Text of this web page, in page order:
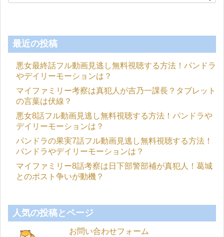
最近の投稿
悪女最終話フル動画見逃し無料視聴する方法！パンドラ
やデイリーモーションは？
マイファミリー考察は真犯人が吉乃一課長？タブレット
の言葉は伏線？
悪女8話フル動画見逃し無料視聴する方法！パンドラや
デイリーモーションは？
パンドラの果実7話フル動画見逃し無料視聴する方法！
パンドラやデイリーモーションは？
マイファミリー8話考察は日下部警部補が真犯人！葛城
とのポスト争いが動機？
人気の投稿とページ
お問い合わせフォーム